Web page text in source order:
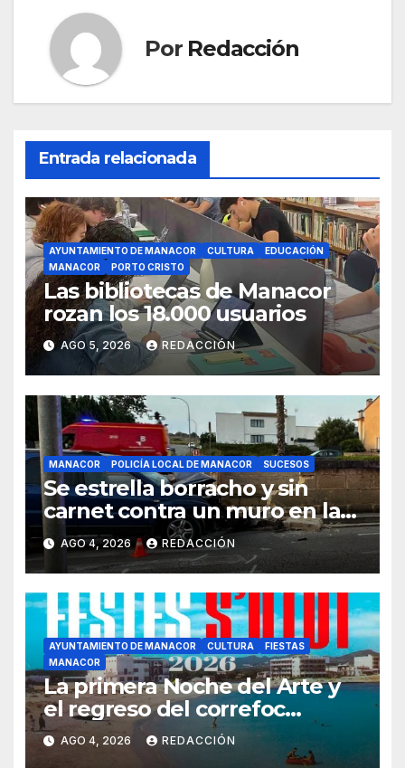
Por Redacción
Entrada relacionada
AYUNTAMIENTO DE MANACOR CULTURA
EDUCACIÓN
MANACOR
PORTO CRISTO
Las bibliotecas de Manacor
rozan los 18.000 usuarios
AGO 5, 2026 REDACCIÓN
MANACOR POLICÍA LOCAL DE MANACOR SUCESOS
Se estrella borracho y sin
carnet contra un muro en la
ronda del Port de Manacor y
lo destroza
AGO 4, 2026 REDACCIÓN
AYUNTAMIENTO DE MANACOR CULTURA
FIESTAS
MANACOR
La primera Noche del Arte y
el regreso del correfoc
marcan las Fiestas de Verano
de S’Illot 2026
AGO 4, 2026 REDACCIÓN